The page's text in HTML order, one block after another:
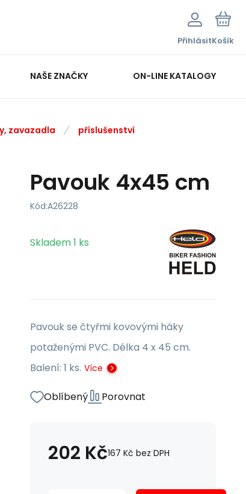
PřihlásitKošík
NAŠE ZNAČKY ON-LINE KATALOGY
zavazadla
příslušenství
Pavouk 4x45 cm
Kód:A26228
Skladem1 ks
Pavouk se čtyřmi kovovými háky
potaženými PVC. Délka 4 x 45 cm.
Balení: 1 ks. Více
Oblíbený Porovnat
202 Kč167 Kč bez DPH